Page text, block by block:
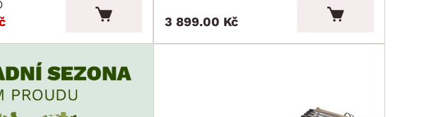
3 899.00 Kč